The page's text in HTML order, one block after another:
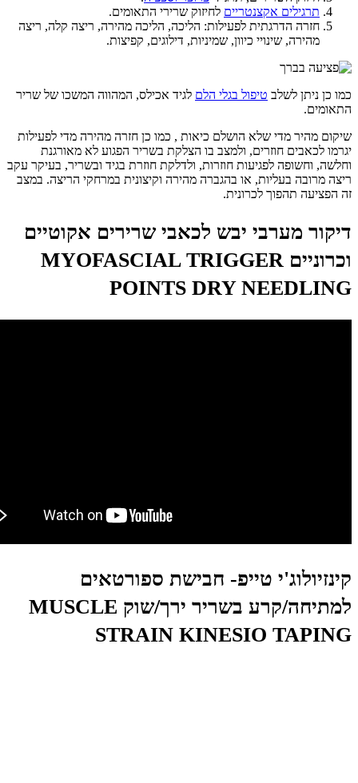
תרגילים אקצנטריים לחיזוק שרירי התאומים.
חזרה הדרגתית לפעילות: הליכה, הליכה מהירה, ריצה קלה, ריצה
מהירה, שינויי כיוון, שמיניות, דילוגים, קפיצות.
כמו כן ניתן לשלב טיפול בגלי הלם לגיד אכילס, המהווה המשכו של שריר
התאומים.
שיקום מהיר מדי שלא הושלם כיאות , כמו כן חזרה מהירה מדי לפעילות
יגרמו לכאבים חוזרים, ולמצב בו הצלקת בשריר הפגוע לא מאורגנת
וחלשה, וחשופה לפגיעות חוזרות, ולדלקת חוזרת בגיד ובשריר, בעיקר עקב
ריצה מרובה בעליות, או בהגברה מהירה וקיצונית במרחקי הריצה. במצב
זה הפציעה תהפוך לכרונית.
דיקור מערבי יבש לכאבי שרירים אקוטיים
וכרוניים MYOFASCIAL TRIGGER
POINTS DRY NEEDLING
קינזיולוג'י טייפ- חבישת ספורטאים
למתיחה/קרע בשריר ירך/שוק MUSCLE
STRAIN KINESIO TAPING